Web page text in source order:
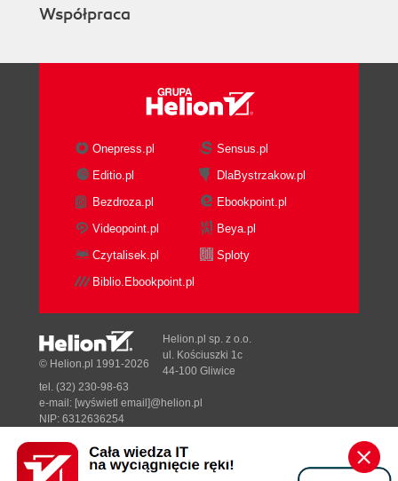
Współpraca
Onepress.pl
Sensus.pl
Editio.pl
DlaBystrzakow.pl
Bezdroza.pl
Ebookpoint.pl
Videopoint.pl
Beya.pl
Czytalisek.pl
Sploty
Biblio.Ebookpoint.pl
Designed with ♥ byTonik.pl
© Helion.pl 1991-2026
Helion.pl sp. z o.o.
ul. Kościuszki 1c
44-100 Gliwice
tel. (32) 230-98-63
e-mail: [wyświetl email]@helion.pl
NIP: 6312636254